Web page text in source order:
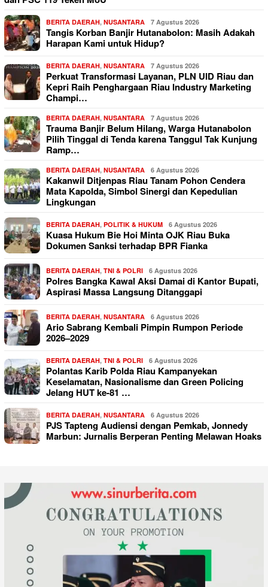
BERITA DAERAH, NUSANTARA 7 Agustus 2026
Tangis Korban Banjir Hutanabolon: Masih Adakah
Harapan Kami untuk Hidup?
BERITA DAERAH, NUSANTARA 7 Agustus 2026
Perkuat Transformasi Layanan, PLN UID Riau dan
Kepri Raih Penghargaan Riau Industry Marketing
Champi…
BERITA DAERAH, NUSANTARA 7 Agustus 2026
Trauma Banjir Belum Hilang, Warga Hutanabolon
Pilih Tinggal di Tenda karena Tanggul Tak Kunjung
Ramp…
BERITA DAERAH, NUSANTARA 6 Agustus 2026
Kakanwil Ditjenpas Riau Tanam Pohon Cendera
Mata Kapolda, Simbol Sinergi dan Kepedulian
Lingkungan
BERITA DAERAH, POLITIK & HUKUM 6 Agustus 2026
Kuasa Hukum Bie Hoi Minta OJK Riau Buka
Dokumen Sanksi terhadap BPR Fianka
BERITA DAERAH, TNI & POLRI 6 Agustus 2026
Polres Bangka Kawal Aksi Damai di Kantor Bupati,
Aspirasi Massa Langsung Ditanggapi
BERITA DAERAH, NUSANTARA 6 Agustus 2026
Ario Sabrang Kembali Pimpin Rumpon Periode
2026–2029
BERITA DAERAH, TNI & POLRI 6 Agustus 2026
Polantas Karib Polda Riau Kampanyekan
Keselamatan, Nasionalisme dan Green Policing
Jelang HUT ke-81 …
BERITA DAERAH, NUSANTARA 6 Agustus 2026
PJS Tapteng Audiensi dengan Pemkab, Jonnedy
Marbun: Jurnalis Berperan Penting Melawan Hoaks